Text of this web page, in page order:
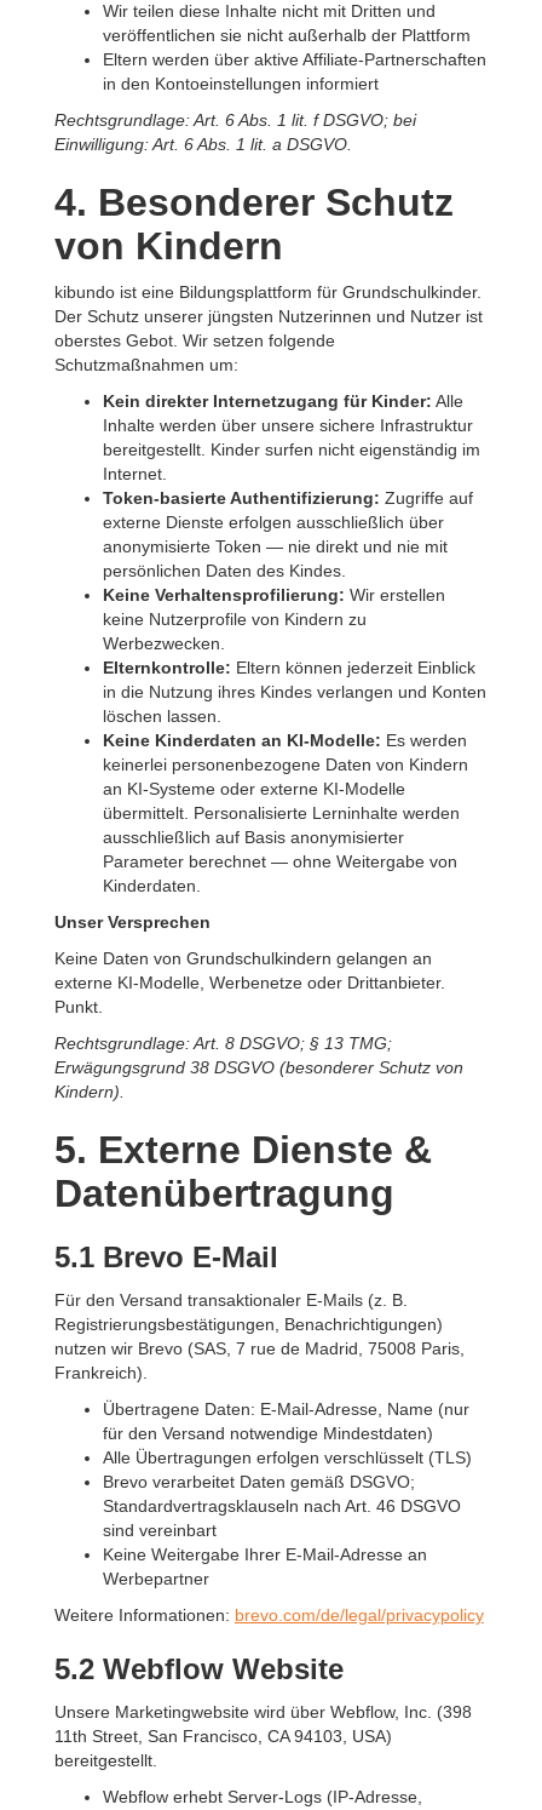
Wir teilen diese Inhalte nicht mit Dritten und
veröffentlichen sie nicht außerhalb der Plattform
Eltern werden über aktive Affiliate-Partnerschaften
in den Kontoeinstellungen informiert
Rechtsgrundlage: Art. 6 Abs. 1 lit. f DSGVO; bei
Einwilligung: Art. 6 Abs. 1 lit. a DSGVO.
4. Besonderer Schutz
von Kindern
kibundo ist eine Bildungsplattform für Grundschulkinder.
Der Schutz unserer jüngsten Nutzerinnen und Nutzer ist
oberstes Gebot. Wir setzen folgende
Schutzmaßnahmen um:
Kein direkter Internetzugang für Kinder: Alle
Inhalte werden über unsere sichere Infrastruktur
bereitgestellt. Kinder surfen nicht eigenständig im
Internet.
Token-basierte Authentifizierung: Zugriffe auf
externe Dienste erfolgen ausschließlich über
anonymisierte Token — nie direkt und nie mit
persönlichen Daten des Kindes.
Keine Verhaltensprofilierung: Wir erstellen
keine Nutzerprofile von Kindern zu
Werbezwecken.
Elternkontrolle: Eltern können jederzeit Einblick
in die Nutzung ihres Kindes verlangen und Konten
löschen lassen.
Keine Kinderdaten an KI-Modelle: Es werden
keinerlei personenbezogene Daten von Kindern
an KI-Systeme oder externe KI-Modelle
übermittelt. Personalisierte Lerninhalte werden
ausschließlich auf Basis anonymisierter
Parameter berechnet — ohne Weitergabe von
Kinderdaten.
Unser Versprechen
Keine Daten von Grundschulkindern gelangen an
externe KI-Modelle, Werbenetze oder Drittanbieter.
Punkt.
Rechtsgrundlage: Art. 8 DSGVO; § 13 TMG;
Erwägungsgrund 38 DSGVO (besonderer Schutz von
Kindern).
5. Externe Dienste &
Datenübertragung
5.1 Brevo E-Mail
Für den Versand transaktionaler E-Mails (z. B.
Registrierungsbestätigungen, Benachrichtigungen)
nutzen wir Brevo (SAS, 7 rue de Madrid, 75008 Paris,
Frankreich).
Übertragene Daten: E-Mail-Adresse, Name (nur
für den Versand notwendige Mindestdaten)
Alle Übertragungen erfolgen verschlüsselt (TLS)
Brevo verarbeitet Daten gemäß DSGVO;
Standardvertragsklauseln nach Art. 46 DSGVO
sind vereinbart
Keine Weitergabe Ihrer E-Mail-Adresse an
Werbepartner
Weitere Informationen: brevo.com/de/legal/privacypolicy
5.2 Webflow Website
Unsere Marketingwebsite wird über Webflow, Inc. (398
11th Street, San Francisco, CA 94103, USA)
bereitgestellt.
Webflow erhebt Server-Logs (IP-Adresse,